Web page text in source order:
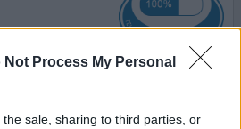
Not Process My Personal
sale, sharing to third parties, or